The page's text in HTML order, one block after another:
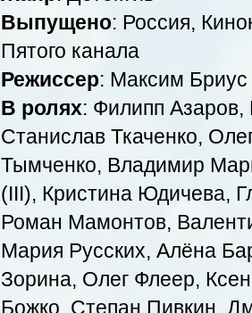
Выпущено: Россия,
Пятого канала
Режиссер: Максим Бриус
В ролях: Филипп Азаров,
Станислав Ткаченко,
Тымченко, Владимир
(III), Кристина Юдичева,
Роман Мамонтов,
Мария Русских, Алёна
Зорина, Олег Флеер,
Божко, Степан Пивкин,